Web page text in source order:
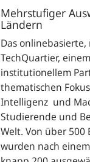
Mehrstufiger
Ländern
Das onlinebasierte,
TechQuartier,
institutionellem
thematischen
Intelligenz und
Studierende und
Welt. Von über
wurden nach